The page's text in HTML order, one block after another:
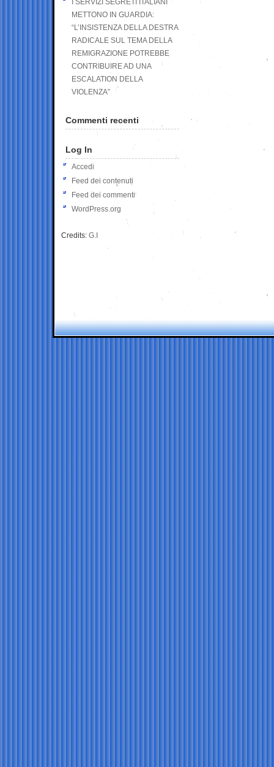
I SERVIZI SEGRETI ITALIANI
METTONO IN GUARDIA:
“L’INSISTENZA DELLA DESTRA
RADICALE SUL TEMA DELLA
REMIGRAZIONE POTREBBE
CONTRIBUIRE AD UNA
ESCALATION DELLA
VIOLENZA”
Commenti recenti
Log In
Accedi
Feed dei contenuti
Feed dei commenti
WordPress.org
Credits: G.I